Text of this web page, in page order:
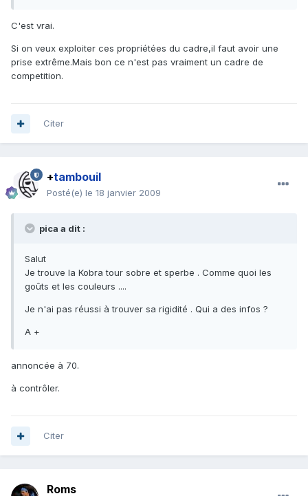
C'est vrai.
Si on veux exploiter ces propriétées du cadre,il faut avoir une
prise extrême.Mais bon ce n'est pas vraiment un cadre de
competition.
Citer
+tambouil
Posté(e) le 18 janvier 2009
pica a dit :
Salut
Je trouve la Kobra tour sobre et sperbe . Comme quoi les
goûts et les couleurs ....
Je n'ai pas réussi à trouver sa rigidité . Qui a des infos ?
A +
annoncée à 70.
à contrôler.
Citer
Roms